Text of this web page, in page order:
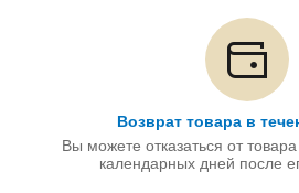
Возврат товара в
Вы можете отказаться от
календарных дней после